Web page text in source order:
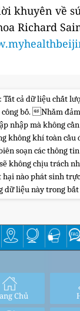
khuyên về
Richard
Tất cả dữ liệu chất
bố. Nhằm
nhập mà không
không khí toàn cầu
soạn các thông
không chịu trách
nào phát sinh
dữ liệu này trong
Chủ